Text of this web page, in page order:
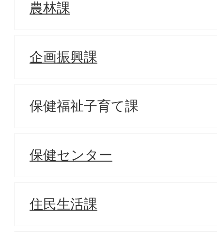
農林課
企画振興課
保健福祉子育て課
保健センター
住民生活課